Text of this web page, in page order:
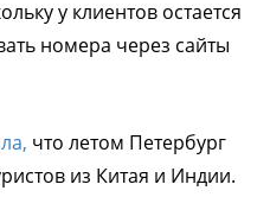
у клиентов остается
номера через сайты
что летом Петербург
из Китая и Индии.